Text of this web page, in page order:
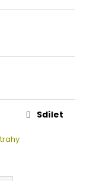
Sdílet